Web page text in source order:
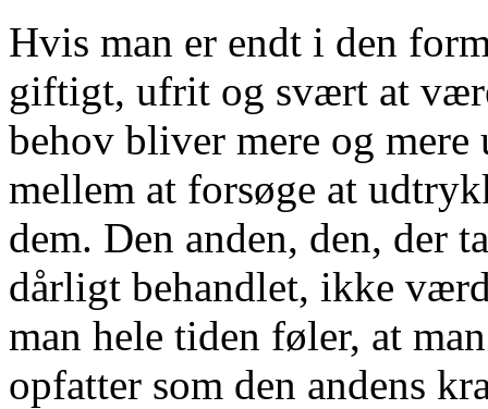
Hvis man er endt i den
giftigt, ufrit og svært at
behov bliver mere og
mellem at forsøge at
dem. Den anden, den, der
dårligt behandlet, ikke
man hele tiden føler, at
opfatter som den andens